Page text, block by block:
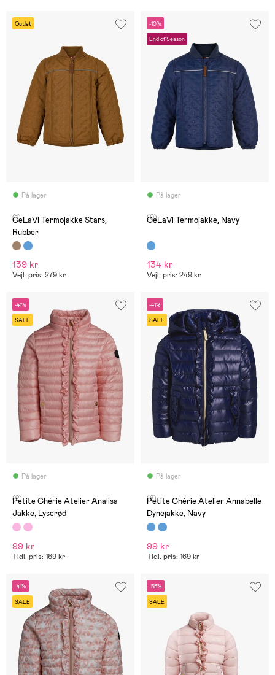
Outlet
På lager
(1)
CeLaVi Termojakke Stars,
Rubber
139 kr
Vejl. pris: 279 kr
-10%
End of Season
På lager
(0)
CeLaVi Termojakke, Navy
134 kr
Vejl. pris: 249 kr
-41%
SALE
På lager
(2)
Petite Chérie Atelier Analisa
Jakke, Lyserød
99 kr
Tidl. pris: 169 kr
-41%
SALE
På lager
(8)
Petite Chérie Atelier Annabelle
Dynejakke, Navy
99 kr
Tidl. pris: 169 kr
-41%
SALE
-55%
SALE